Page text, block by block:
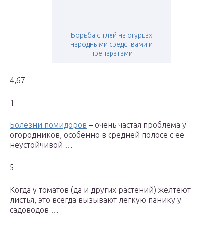
Борьба с тлей на огурцах
народными средствами и
препаратами
4,67
1
Болезни помидоров – очень частая проблема у
огородников, особенно в средней полосе с ее
неустойчивой …
5
Когда у томатов (да и других растений) желтеют
листья, это всегда вызывают легкую панику у
садоводов …